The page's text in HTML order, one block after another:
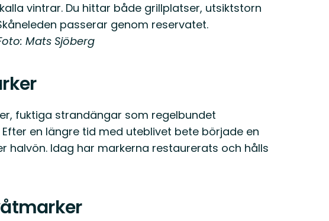
vintrar. Du hittar både grillplatser, utsiktstorn
passerar genom reservatet.
Mats Sjöberg
fuktiga strandängar som regelbundet
en längre tid med uteblivet bete började en
halvön. Idag har markerna restaurerats och hålls